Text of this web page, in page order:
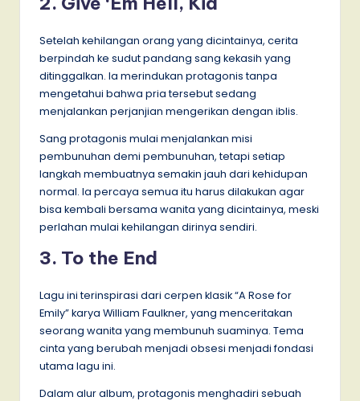
Setelah kehilangan orang yang dicintainya, cerita
berpindah ke sudut pandang sang kekasih yang
ditinggalkan. Ia merindukan protagonis tanpa
mengetahui bahwa pria tersebut sedang
menjalankan perjanjian mengerikan dengan iblis.
Sang protagonis mulai menjalankan misi
pembunuhan demi pembunuhan, tetapi setiap
langkah membuatnya semakin jauh dari kehidupan
normal. Ia percaya semua itu harus dilakukan agar
bisa kembali bersama wanita yang dicintainya, meski
perlahan mulai kehilangan dirinya sendiri.
3. To the End
Lagu ini terinspirasi dari cerpen klasik “A Rose for
Emily” karya William Faulkner, yang menceritakan
seorang wanita yang membunuh suaminya. Tema
cinta yang berubah menjadi obsesi menjadi fondasi
utama lagu ini.
Dalam alur album, protagonis menghadiri sebuah